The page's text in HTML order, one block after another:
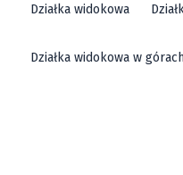
Działka widokowa
Działka widokowa w górach